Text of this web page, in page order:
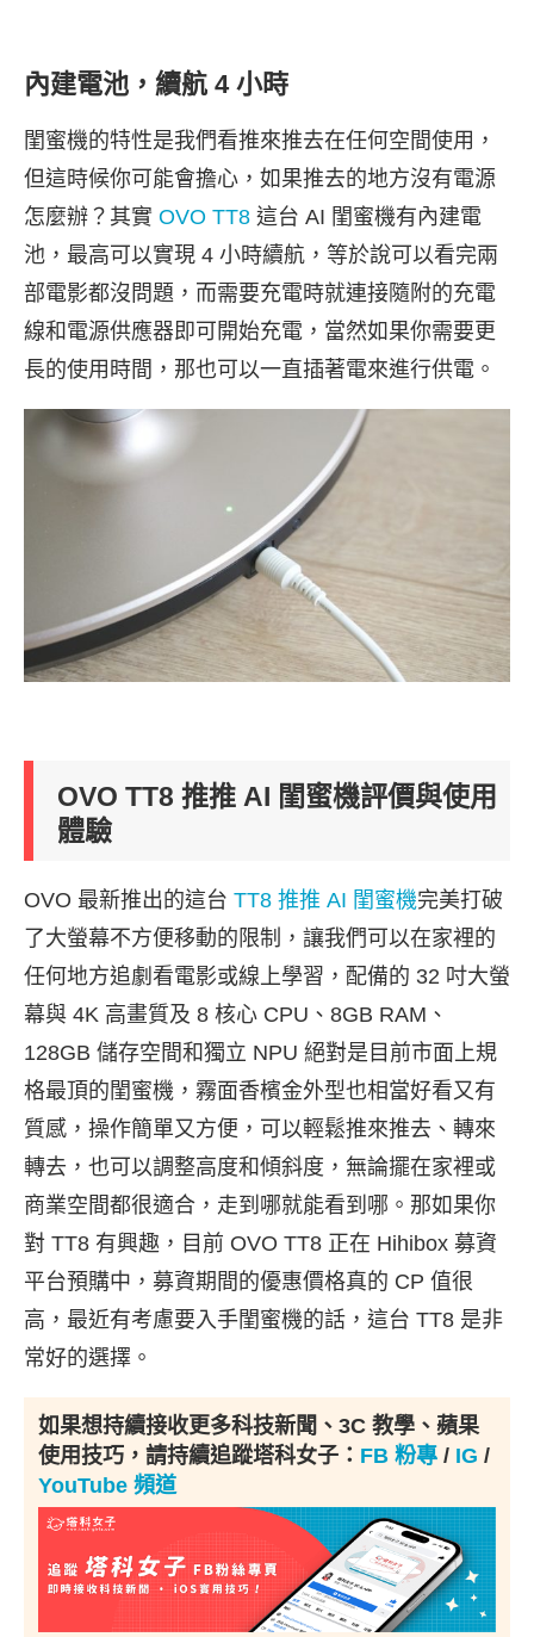
內建電池，續航 4 小時
閨蜜機的特性是我們看推來推去在任何空間使用，
但這時候你可能會擔心，如果推去的地方沒有電源
怎麼辦？其實 OVO TT8 這台 AI 閨蜜機有內建電
池，最高可以實現 4 小時續航，等於說可以看完兩
部電影都沒問題，而需要充電時就連接隨附的充電
線和電源供應器即可開始充電，當然如果你需要更
長的使用時間，那也可以一直插著電來進行供電。
OVO TT8 推推 AI 閨蜜機評價與使用
體驗
OVO 最新推出的這台 TT8 推推 AI 閨蜜機完美打破
了大螢幕不方便移動的限制，讓我們可以在家裡的
任何地方追劇看電影或線上學習，配備的 32 吋大螢
幕與 4K 高畫質及 8 核心 CPU、8GB RAM、
128GB 儲存空間和獨立 NPU 絕對是目前市面上規
格最頂的閨蜜機，霧面香檳金外型也相當好看又有
質感，操作簡單又方便，可以輕鬆推來推去、轉來
轉去，也可以調整高度和傾斜度，無論擺在家裡或
商業空間都很適合，走到哪就能看到哪。那如果你
對 TT8 有興趣，目前 OVO TT8 正在 Hihibox 募資
平台預購中，募資期間的優惠價格真的 CP 值很
高，最近有考慮要入手閨蜜機的話，這台 TT8 是非
常好的選擇。
如果想持續接收更多科技新聞、3C 教學、蘋果
使用技巧，請持續追蹤塔科女子： FB 粉專 / IG /
YouTube 頻道